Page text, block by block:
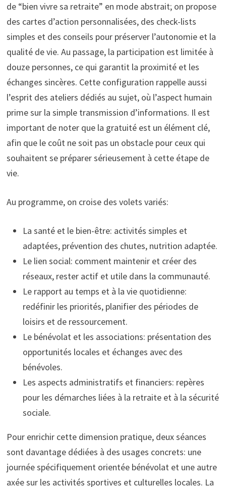
de “bien vivre sa retraite” en mode abstrait; on propose
des cartes d’action personnalisées, des check-lists
simples et des conseils pour préserver l’autonomie et la
qualité de vie. Au passage, la participation est limitée à
douze personnes, ce qui garantit la proximité et les
échanges sincères. Cette configuration rappelle aussi
l’esprit des ateliers dédiés au sujet, où l’aspect humain
prime sur la simple transmission d’informations. Il est
important de noter que la gratuité est un élément clé,
afin que le coût ne soit pas un obstacle pour ceux qui
souhaitent se préparer sérieusement à cette étape de
vie.
Au programme, on croise des volets variés:
La santé et le bien-être: activités simples et
adaptées, prévention des chutes, nutrition adaptée.
Le lien social: comment maintenir et créer des
réseaux, rester actif et utile dans la communauté.
Le rapport au temps et à la vie quotidienne:
redéfinir les priorités, planifier des périodes de
loisirs et de ressourcement.
Le bénévolat et les associations: présentation des
opportunités locales et échanges avec des
bénévoles.
Les aspects administratifs et financiers: repères
pour les démarches liées à la retraite et à la sécurité
sociale.
Pour enrichir cette dimension pratique, deux séances
sont davantage dédiées à des usages concrets: une
journée spécifiquement orientée bénévolat et une autre
axée sur les activités sportives et culturelles locales. La